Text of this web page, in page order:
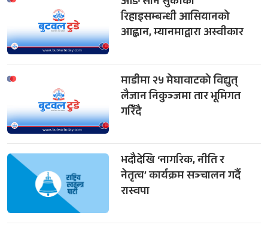
रिहाइसम्बन्धी आसियानको
आह्वान, म्यानमाद्वारा अस्वीकार
माडीमा २५ मेघावाटको विद्युत्
लैजान निकुञ्जमा तार भूमिगत
गरिँदै
भदौदेखि ‘नागरिक, नीति र
नेतृत्व’ कार्यक्रम सञ्चालन गर्दै
रास्वपा